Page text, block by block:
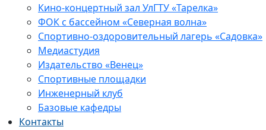
Кино-концертный зал УлГТУ «Тарелка»
ФОК с бассейном «Северная волна»
Спортивно-оздоровительный лагерь «Садовка»
Медиастудия
Издательство «Венец»
Спортивные площадки
Инженерный клуб
Базовые кафедры
Контакты